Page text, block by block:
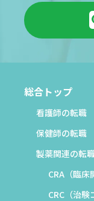
総合トップ
看護師の転職
保健師の転職
製薬関連の転
CRA（臨床
CRC（治験